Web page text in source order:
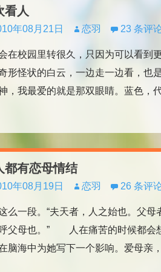
看人
年08月21日 恋羽 23 条评
校园里转很久，只因为可以看到
形怪状的白云，一边走一边看，
，我最爱的就是那双眼睛。蓝色，
都有恋母情结
年08月19日 恋羽 26 条评
一段。“夫天者，人之始也。父母
父母也。” 人在痛苦的时候都会
脑海中为她写下一个影响。爱母